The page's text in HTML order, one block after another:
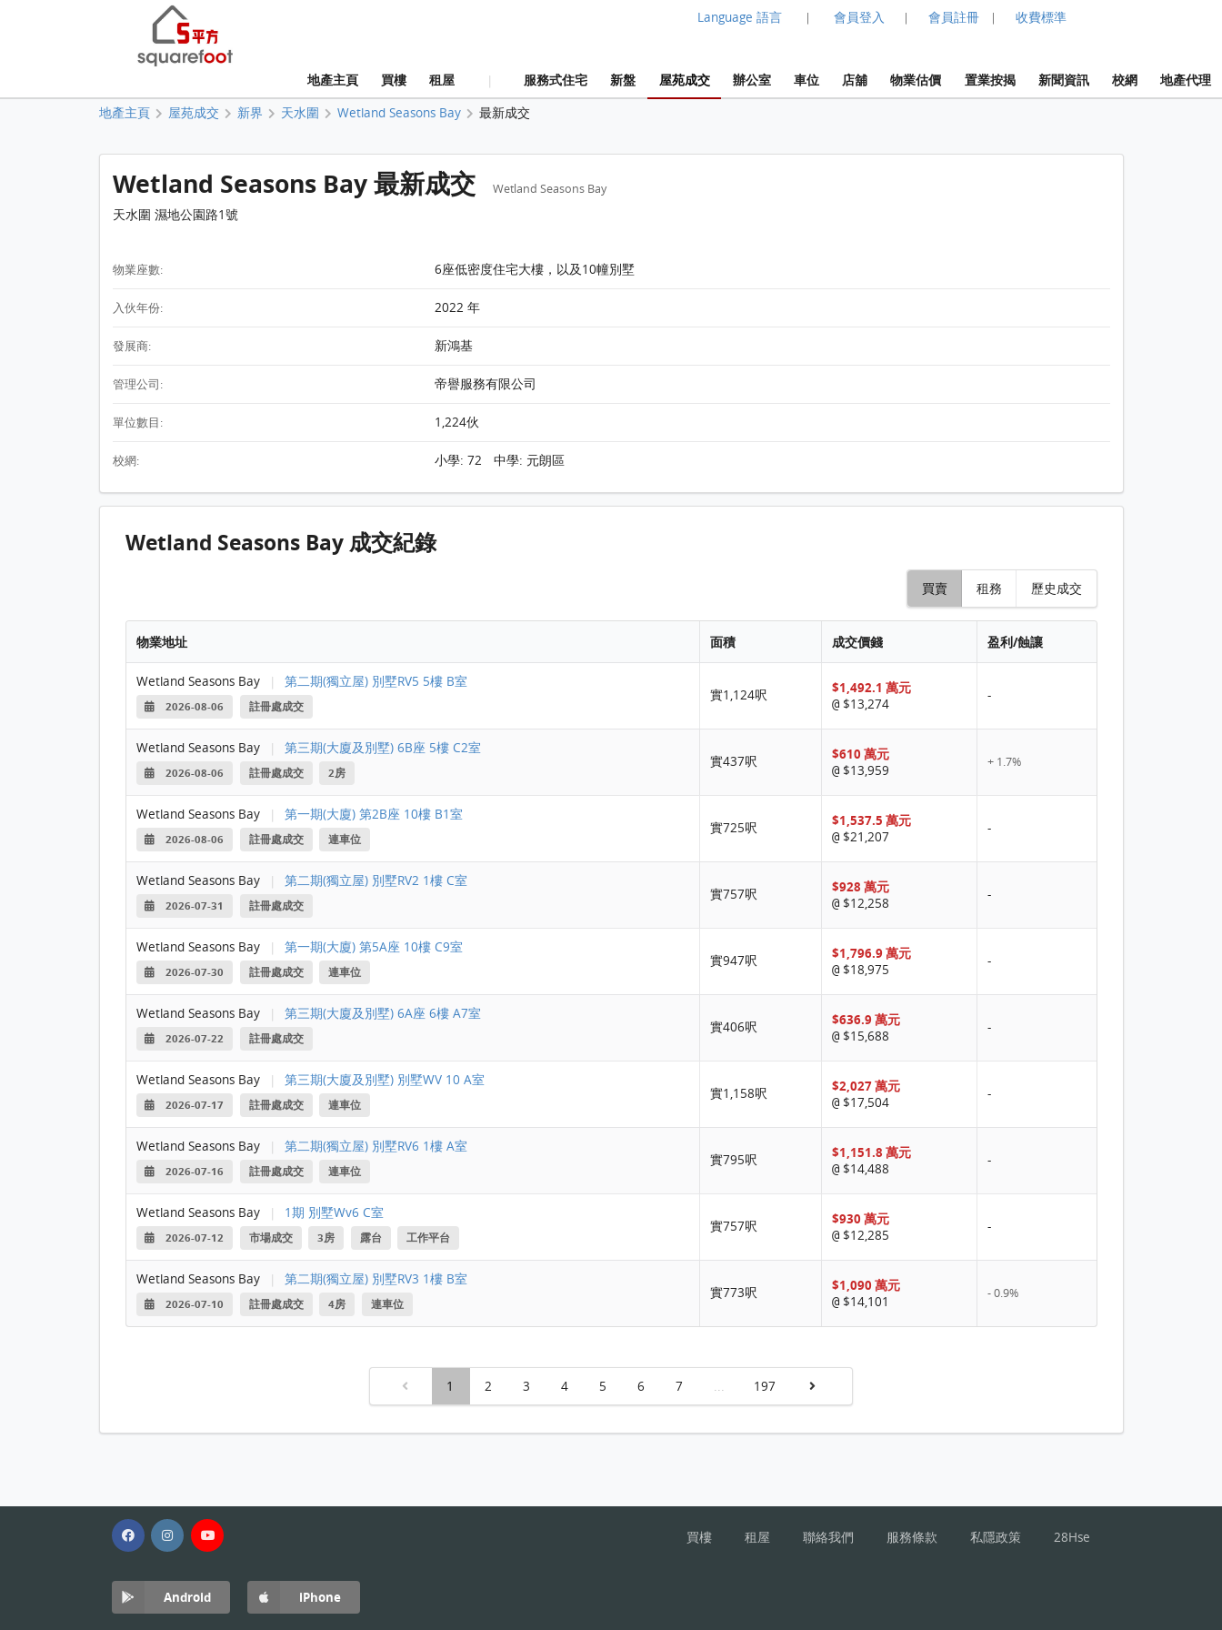
Language 語言 | 會員登入 | 會員註冊 | 收費標準
地產主頁 買樓 租屋 | 服務式住宅 新盤 屋苑成交 辦公室 車位 店舖 物業估價 置業按揭 新聞資訊 校網 地產代理
地產主頁 屋苑成交 新界 天水圍 Wetland Seasons Bay 最新成交
Wetland Seasons Bay 最新成交 Wetland Seasons Bay
天水圍 濕地公園路1號
物業座數: 6座低密度住宅大樓，以及10幢別墅
入伙年份: 2022 年
發展商: 新鴻基
管理公司: 帝譽服務有限公司
單位數目: 1,224伙
校網: 小學: 72 中學: 元朗區
Wetland Seasons Bay 成交紀錄
買賣 租務 歷史成交
物業地址 面積 成交價錢 盈利/蝕讓
Wetland Seasons Bay | 第二期(獨立屋) 別墅RV5 5樓 B室
2026-08-06 註冊處成交
實1,124呎 $1,492.1 萬元
@$13,274
-
Wetland Seasons Bay | 第三期(大廈及別墅) 6B座 5樓 C2室
2026-08-06 註冊處成交 2房
實437呎 $610 萬元
@$13,959
+ 1.7%
Wetland Seasons Bay | 第一期(大廈) 第2B座 10樓 B1室
2026-08-06 註冊處成交 連車位
實725呎 $1,537.5 萬元
@$21,207
-
Wetland Seasons Bay | 第二期(獨立屋) 別墅RV2 1樓 C室
2026-07-31 註冊處成交
實757呎 $928 萬元
@$12,258
-
Wetland Seasons Bay | 第一期(大廈) 第5A座 10樓 C9室
2026-07-30 註冊處成交 連車位
實947呎 $1,796.9 萬元
@$18,975
-
Wetland Seasons Bay | 第三期(大廈及別墅) 6A座 6樓 A7室
2026-07-22 註冊處成交
實406呎 $636.9 萬元
@$15,688
-
Wetland Seasons Bay | 第三期(大廈及別墅) 別墅WV 10 A室
2026-07-17 註冊處成交 連車位
實1,158呎 $2,027 萬元
@$17,504
-
Wetland Seasons Bay | 第二期(獨立屋) 別墅RV6 1樓 A室
2026-07-16 註冊處成交 連車位
實795呎 $1,151.8 萬元
@$14,488
-
Wetland Seasons Bay | 1期 別墅Wv6 C室
2026-07-12 市場成交 3房 露台 工作平台
實757呎 $930 萬元
@$12,285
-
Wetland Seasons Bay | 第二期(獨立屋) 別墅RV3 1樓 B室
2026-07-10 註冊處成交 4房 連車位
實773呎 $1,090 萬元
@$14,101
- 0.9%
1 2 3 4 5 6 7 ... 197
買樓 租屋 聯絡我們 服務條款 私隱政策 28Hse
Android iPhone